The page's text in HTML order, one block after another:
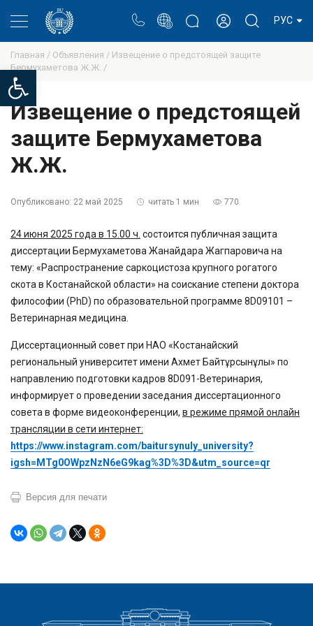
Open toolbar
РУС
Главная / Объявления / Извещение о предстоящей защите
Бермухаметова Ж.Ж. /
Извещение о предстоящей
защите Бермухаметова
Ж.Ж.
Опубликовано: 22 май 2025 читать 1 мин 770
24 июня 2025 года в 15.00 ч. состоится публичная защита
диссертации Бермухаметова Жанайдара Жагпаровича на
тему: «Распространение саркоцистоза крупного рогатого
скота в Костанайской области» на соискание степени доктора
философии (PhD) по образовательной программе 8D09101 –
Ветеринарная медицина.
Диссертационный совет при НАО «Костанайский
региональный университет имени Ахмет Байтұрсынұлы» по
направлению подготовки кадров 8D091-Ветеринария,
информирует о проведении заседания диссертационного
совета в форме видеоконференции, в режиме прямой онлайн
трансляции в сети интернет:
https://www.instagram.com/baitursynuly_university?
igsh=MTg0OWpzNzN6eG9kag%3D%3D&utm_source=qr
Версия для печати